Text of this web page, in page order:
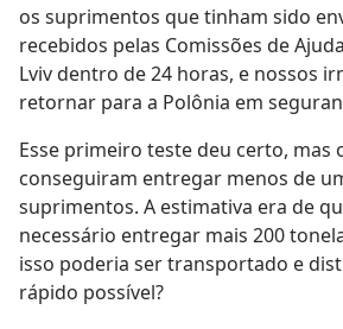
os suprimentos que tinham sido
recebidos pelas Comissões de
Lviv dentro de 24 horas, e nossos
retornar para a Polônia em
Esse primeiro teste deu certo, mas
conseguiram entregar menos de
suprimentos. A estimativa era de
necessário entregar mais 200
isso poderia ser transportado e
rápido possível?